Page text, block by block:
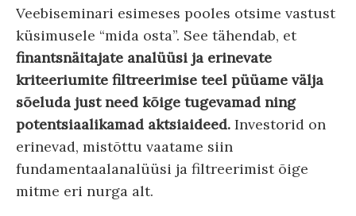
Veebiseminari esimeses pooles otsime vastust
küsimusele “mida osta”. See tähendab, et
finantsnäitajate analüüsi ja erinevate
kriteeriumite filtreerimise teel püüame välja
sõeluda just need kõige tugevamad ning
potentsiaalikamad aktsiaideed. Investorid on
erinevad, mistõttu vaatame siin
fundamentaalanalüüsi ja filtreerimist õige
mitme eri nurga alt.